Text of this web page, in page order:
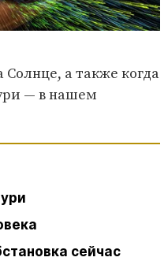
Солнце, а также когда
— в нашем
сейчас